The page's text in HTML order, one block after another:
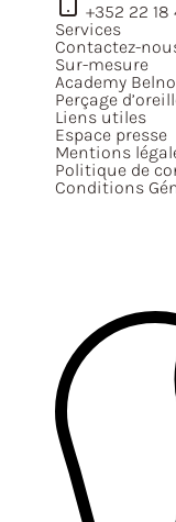
+352 22 18
Services
Contactez-
Sur-mesure
Academy
Perçage
Liens utiles
Espace presse
Mentions
Politique de
Conditions